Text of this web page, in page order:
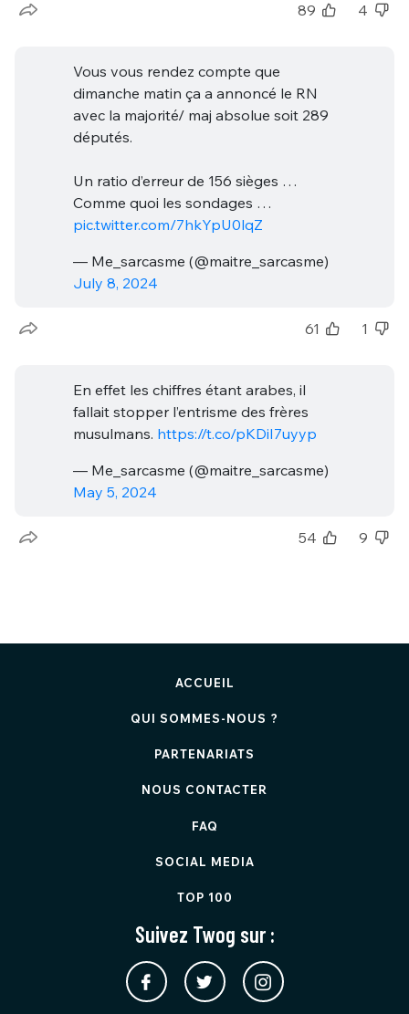
89 4
Vous vous rendez compte que
dimanche matin ça a annoncé le RN
avec la majorité/ maj absolue soit 289
députés.
Un ratio d’erreur de 156 sièges …
Comme quoi les sondages …
pic.twitter.com/7hkYpU0lqZ
— Me_sarcasme (@maitre_sarcasme)
July 8, 2024
61 1
En effet les chiffres étant arabes, il
fallait stopper l’entrisme des frères
musulmans. https://t.co/pKDiI7uyyp
— Me_sarcasme (@maitre_sarcasme)
May 5, 2024
54 9
ACCUEIL
QUI SOMMES-NOUS ?
PARTENARIATS
NOUS CONTACTER
FAQ
SOCIAL MEDIA
TOP 100
Suivez Twog sur :